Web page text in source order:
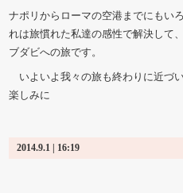
ナポリからローマの空港までにもい
れは旅慣れた私達の感性で解決して
ブダビへの旅です。
いよいよ我々の旅も終わりに近づ
楽しみに
2014.9.1 | 16:19